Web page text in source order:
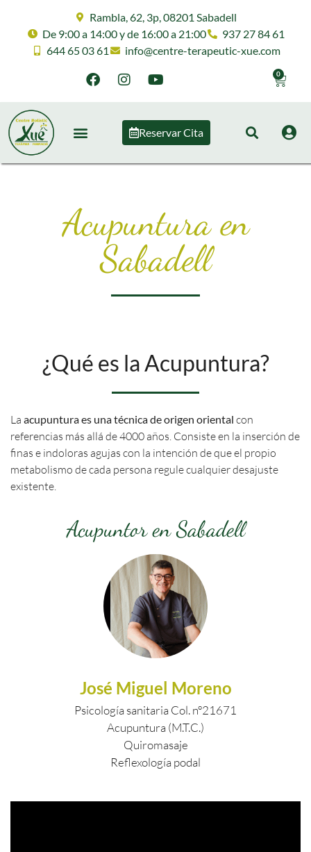
Rambla, 62, 3p, 08201 Sabadell
De 9:00 a 14:00 y de 16:00 a 21:00
937 27 84 61
644 65 03 61
info@centre-terapeutic-xue.com
0
Reservar Cita
Acupuntura en
Sabadell
¿Qué es la Acupuntura?
La acupuntura es una técnica de origen oriental con
referencias más allá de 4000 años. Consiste en la inserción de
finas e indoloras agujas con la intención de que el propio
metabolismo de cada persona regule cualquier desajuste
existente.
Acupuntor en Sabadell
José Miguel Moreno
Psicología sanitaria Col. nº21671
Acupuntura (M.T.C.)
Quiromasaje
Reflexología podal